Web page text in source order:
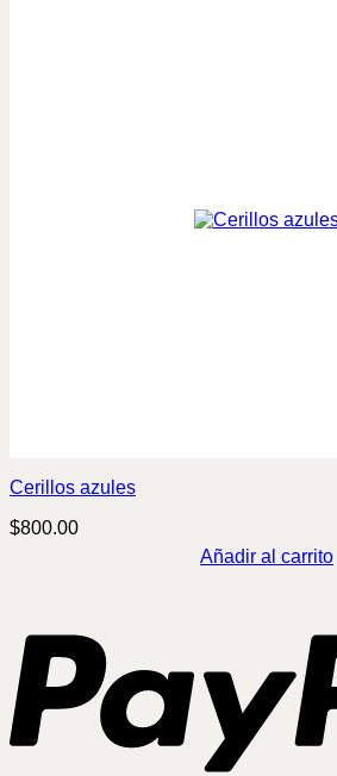
Cerillos azules
$800.00
Añadir al carrito